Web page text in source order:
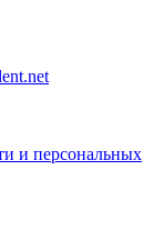
и персональных